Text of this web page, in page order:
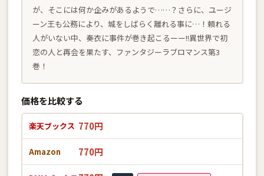
が、そこには何か企みがあるようで……？さらに、ユージ
ーン王も公務により、城をしばらく離れる事に…！頼れる
人がいない中、奏衣に事件が巻き起こるーー!!異世界で初
恋の人と再会を果たす、ファンタジーラブロマンス第3
巻！
価格を比較する
楽天ブックス 770円
Amazon 770円